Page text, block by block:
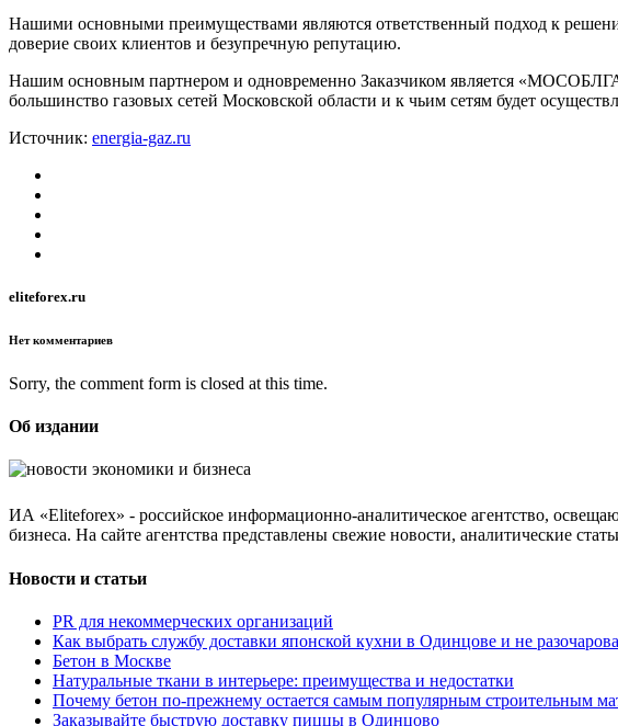
Нашими основными преимуществами являются ответственный подход к
доверие своих клиентов и безупречную репутацию.
Нашим основным партнером и одновременно Заказчиком является
большинство газовых сетей Московской области и к чьим сетям будет
Источник: energia-gaz.ru
eliteforex.ru
Нет комментариев
Sorry, the comment form is closed at this time.
Об издании
ИА «Eliteforex» - российское информационно-аналитическое агентство,
бизнеса. На сайте агентства представлены свежие новости, аналитические
Новости и статьи
PR для некоммерческих организаций
Как выбрать службу доставки японской кухни в Одинцове и не
Бетон в Москве
Натуральные ткани в интерьере: преимущества и недостатки
Почему бетон по-прежнему остается самым популярным строительным
Заказывайте быструю доставку пиццы в Одинцово